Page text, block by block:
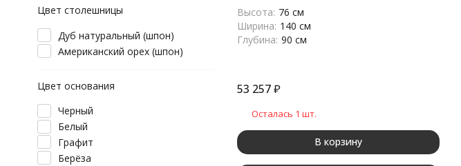
Высота: 76 см
Ширина: 140 см
Глубина: 90 см
53 257 ₽
Осталась 1 шт.
В корзину
Цвет столешницы
Дуб натуральный (шпон)
Американский орех (шпон)
Цвет основания
Черный
Белый
Графит
Берёза